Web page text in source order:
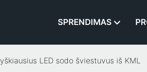
SPRENDIMAS
LED sodo šviestuvus iš KML